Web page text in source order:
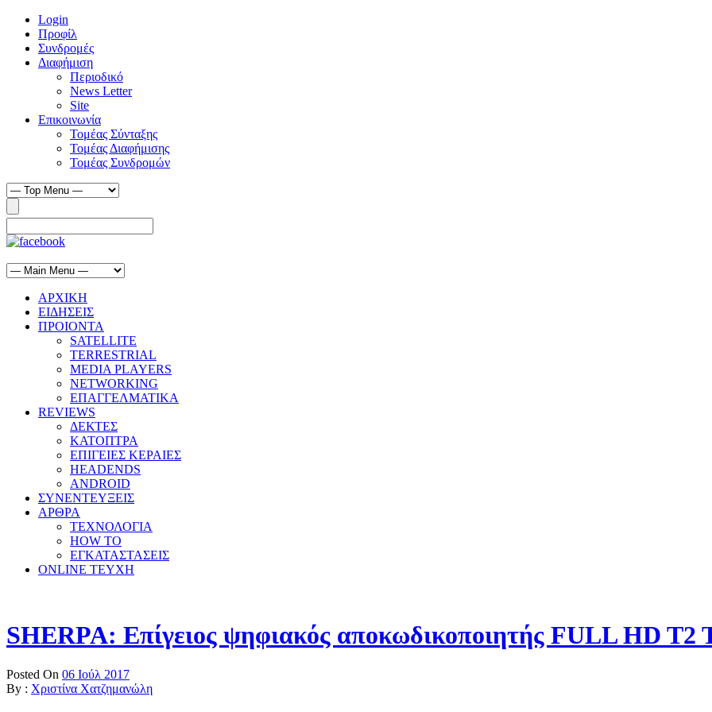
Login
Προφίλ
Συνδρομές
Διαφήμιση
Περιοδικό
News Letter
Site
Επικοινωνία
Τομέας Σύνταξης
Τομέας Διαφήμισης
Τομέας Συνδρομών
ΑΡΧΙΚΗ
ΕΙΔΗΣΕΙΣ
ΠΡΟΙΟΝΤΑ
SATELLITE
TERRESTRIAL
MEDIA PLAYERS
NETWORKING
ΕΠΑΓΓΕΛΜΑΤΙΚΑ
REVIEWS
ΔΕΚΤΕΣ
ΚΑΤΟΠΤΡΑ
ΕΠΙΓΕΙΕΣ ΚΕΡΑΙΕΣ
HEADENDS
ANDROID
ΣΥΝΕΝΤΕΥΞΕΙΣ
ΑΡΘΡΑ
ΤΕΧΝΟΛΟΓΙΑ
HOW TO
ΕΓΚΑΤΑΣΤΑΣΕΙΣ
ONLINE TEYXH
SHERPA: Επίγειος ψηφιακός αποκωδικοποιητής FULL HD T2
Posted On 06 Ιούλ 2017
By : Χριστίνα Χατζημανώλη